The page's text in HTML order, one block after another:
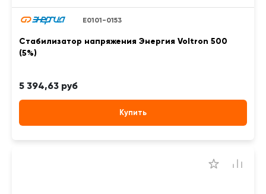
Е0101-0153
Стабилизатор напряжения Энергия Voltron 500
(5%)
5 394,63 руб
Купить